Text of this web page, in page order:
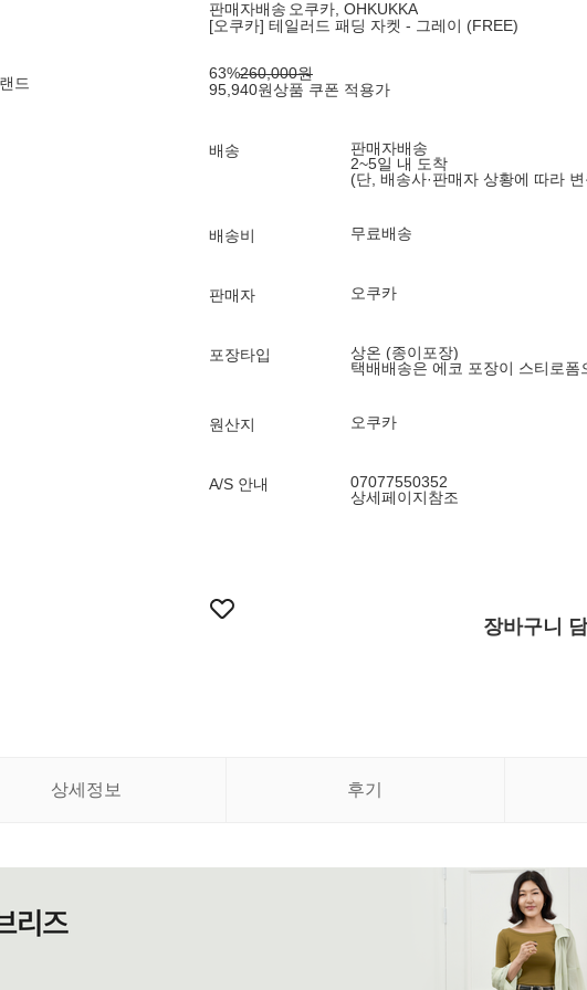
드
판매자배송 오쿠카, OHKUKKA
[오쿠카] 테일러드 패딩 자켓 - 그레이 (FREE)
63%260,000원
95,940원상품 쿠폰 적용가
배송
판매자배송
2~5일 내 도착
(단, 배송사·판매자 상황에 따라
배송비 무료배송
판매자 오쿠카
포장타입
상온 (종이포장)
택배배송은 에코 포장이 스티로폼
원산지 오쿠카
A/S 안내
07077550352
상세페이지참조
장바구니 담
상세정보 후기